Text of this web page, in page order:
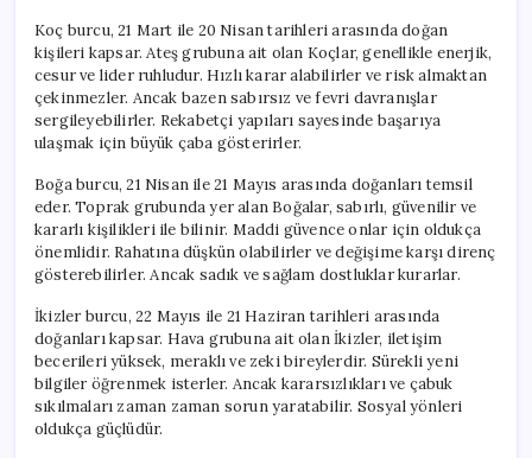
Koç burcu, 21 Mart ile 20 Nisan tarihleri arasında doğan
kişileri kapsar. Ateş grubuna ait olan Koçlar, genellikle enerjik,
cesur ve lider ruhludur. Hızlı karar alabilirler ve risk almaktan
çekinmezler. Ancak bazen sabırsız ve fevri davranışlar
sergileyebilirler. Rekabetçi yapıları sayesinde başarıya
ulaşmak için büyük çaba gösterirler.
Boğa burcu, 21 Nisan ile 21 Mayıs arasında doğanları temsil
eder. Toprak grubunda yer alan Boğalar, sabırlı, güvenilir ve
kararlı kişilikleri ile bilinir. Maddi güvence onlar için oldukça
önemlidir. Rahatına düşkün olabilirler ve değişime karşı direnç
gösterebilirler. Ancak sadık ve sağlam dostluklar kurarlar.
İkizler burcu, 22 Mayıs ile 21 Haziran tarihleri arasında
doğanları kapsar. Hava grubuna ait olan İkizler, iletişim
becerileri yüksek, meraklı ve zeki bireylerdir. Sürekli yeni
bilgiler öğrenmek isterler. Ancak kararsızlıkları ve çabuk
sıkılmaları zaman zaman sorun yaratabilir. Sosyal yönleri
oldukça güçlüdür.